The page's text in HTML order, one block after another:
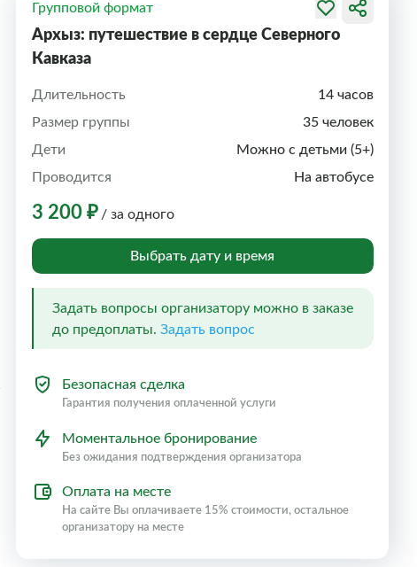
Групповой формат
Архыз: путешествие в сердце Северного
Кавказа
Длительность
14 часов
Размер группы
35 человек
Дети
Можно с детьми (5+)
Проводится
На автобусе
3 200 ₽ / за одного
Выбрать дату и время
Задать вопросы организатору можно в заказе
до предоплаты. Задать вопрос
Безопасная сделка
Гарантия получения оплаченной услуги
Моментальное бронирование
Без ожидания подтверждения организатора
Оплата на месте
На сайте Вы оплачиваете 15% стоимости, остальное
организатору на месте